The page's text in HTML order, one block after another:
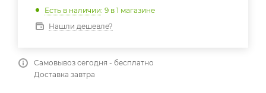
Есть в наличии: 9 в 1 магазине
Нашли дешевле?
Самовывоз сегодня - бесплатно
Доставка завтра